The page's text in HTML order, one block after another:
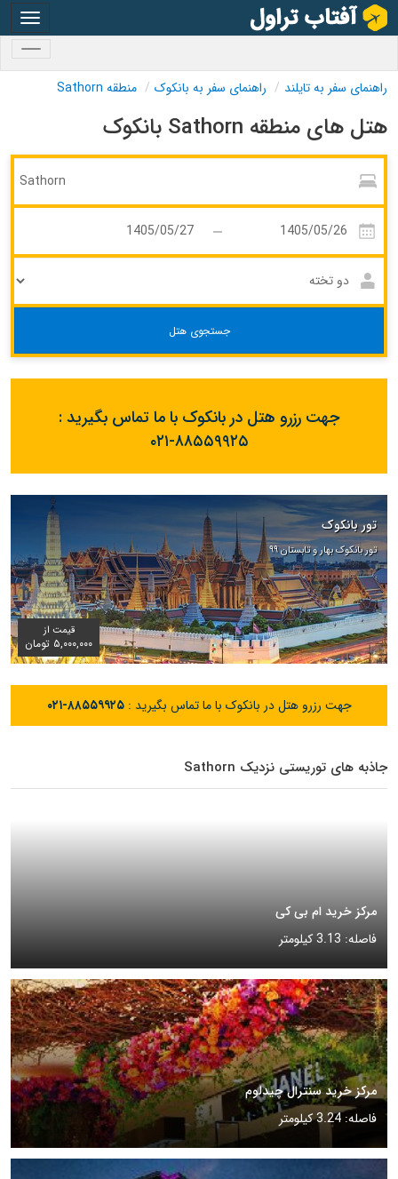
راهنمای سفر به تایلند راهنمای سفر به بانکوک منطقه Sathorn
هتل های منطقه Sathorn بانکوک
جستجوی هتل
جهت رزرو هتل در بانکوک با ما تماس بگیرید :
۰۲۱-۸۸۵۵۹۹۲۵
تور بانکوک
تور بانکوک بهار و تابستان ۹۹
قیمت از
۵,۰۰۰,۰۰۰ تومان
جهت رزرو هتل در بانکوک با ما تماس بگیرید :۰۲۱-۸۸۵۵۹۹۲۵
جاذبه های توریستی نزدیک Sathorn
مرکز خرید ام بی کی
فاصله: 3.13 کیلومتر
مرکز خرید سنترال چیدلوم
فاصله: 3.24 کیلومتر